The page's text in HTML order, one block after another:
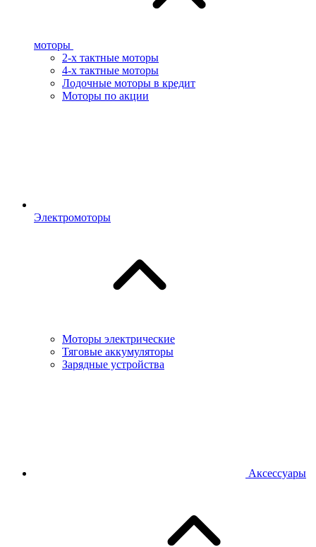
моторы
2-х тактные моторы
4-х тактные моторы
Лодочные моторы в кредит
Моторы по акции
Электромоторы
Моторы электрические
Тяговые аккумуляторы
Зарядные устройства
Аксессуары